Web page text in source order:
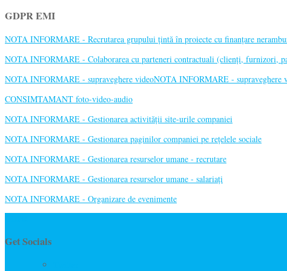
GDPR EMI
NOTA INFORMARE - Recrutarea grupului țintă în proiecte cu finanțare
NOTA INFORMARE - Colaborarea cu parteneri contractuali (clienți, furnizori,
NOTA INFORMARE - supraveghere videoNOTA INFORMARE - supraveghere
CONSIMTAMANT foto-video-audio
NOTA INFORMARE - Gestionarea activității site-urile companiei
NOTA INFORMARE - Gestionarea paginilor companiei pe rețelele sociale
NOTA INFORMARE - Gestionarea resurselor umane - recrutare
NOTA INFORMARE - Gestionarea resurselor umane - salariați
NOTA INFORMARE - Organizare de evenimente
Get Socials